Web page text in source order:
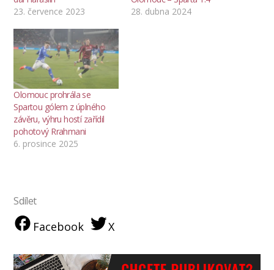
23. července 2023
28. dubna 2024
Olomouc prohrála se
Spartou gólem z úplného
závěru, výhru hostí zařídil
pohotový Rrahmani
6. prosince 2025
Sdílet
Facebook X